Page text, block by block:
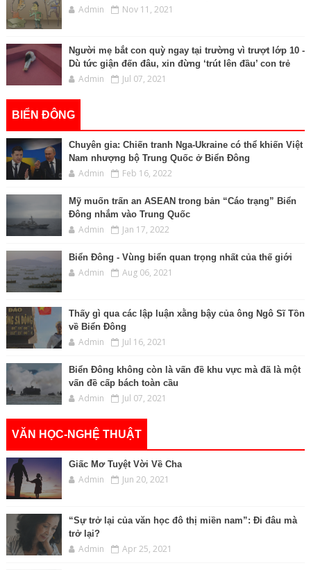
Admin Nov 11, 2021
Người mẹ bắt con quỳ ngay tại trường vì trượt lớp 10 -
Dù tức giận đến đâu, xin đừng ‘trút lên đầu’ con trẻ
Admin Jul 07, 2021
BIỂN ĐÔNG
Chuyên gia: Chiến tranh Nga-Ukraine có thể khiến Việt
Nam nhượng bộ Trung Quốc ở Biển Đông
Admin Feb 16, 2022
Mỹ muốn trấn an ASEAN trong bản “Cáo trạng” Biển
Đông nhắm vào Trung Quốc
Admin Jan 17, 2022
Biển Đông - Vùng biển quan trọng nhất của thế giới
Admin Aug 06, 2021
Thấy gì qua các lập luận xằng bậy của ông Ngô Sĩ Tồn
về Biển Đông
Admin Jul 16, 2021
Biển Đông không còn là vấn đề khu vực mà đã là một
vấn đề cấp bách toàn cầu
Admin Jul 07, 2021
VĂN HỌC-NGHỆ THUẬT
Giấc Mơ Tuyệt Vời Về Cha
Admin Jun 20, 2021
“Sự trở lại của văn học đô thị miền nam”: Đi đâu mà
trở lại?
Admin Apr 25, 2021